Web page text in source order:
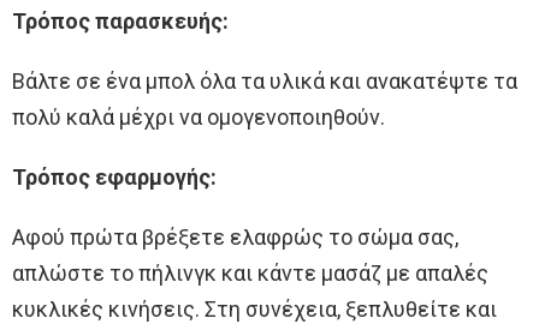
Τρόπος παρασκευής:
Βάλτε σε ένα μπολ όλα τα υλικά και ανακατέψτε τα
πολύ καλά μέχρι να ομογενοποιηθούν.
Τρόπος εφαρμογής:
Αφού πρώτα βρέξετε ελαφρώς το σώμα σας,
απλώστε το πήλινγκ και κάντε μασάζ με απαλές
κυκλικές κινήσεις. Στη συνέχεια, ξεπλυθείτε και